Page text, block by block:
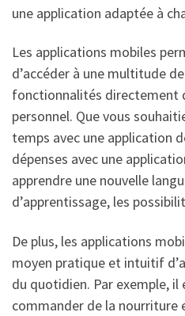
une application adaptée à
Les applications mobiles
d’accéder à une multitude
fonctionnalités directement
personnel. Que vous
temps avec une application
dépenses avec une
apprendre une nouvelle
d’apprentissage, les
De plus, les applications
moyen pratique et intuitif
du quotidien. Par exemple,
commander de la nourriture